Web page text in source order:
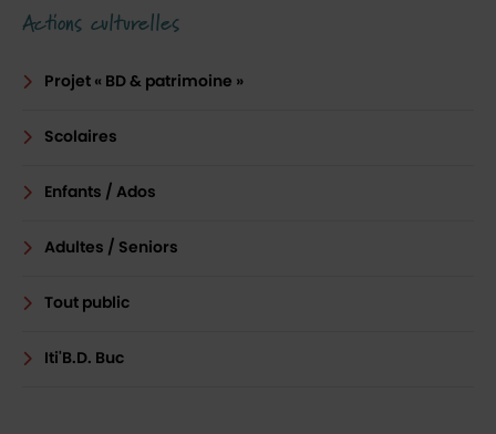
Actions culturelles
Projet « BD & patrimoine »
Scolaires
Enfants / Ados
Adultes / Seniors
Tout public
Iti'B.D. Buc